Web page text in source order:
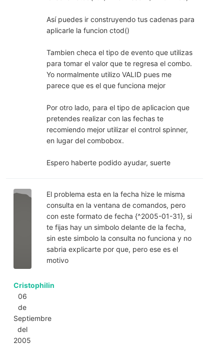
Así puedes ir construyendo tus cadenas para
aplicarle la funcion ctod()
Tambien checa el tipo de evento que utilizas
para tomar el valor que te regresa el combo.
Yo normalmente utilizo VALID pues me
parece que es el que funciona mejor
Por otro lado, para el tipo de aplicacion que
pretendes realizar con las fechas te
recomiendo mejor utilizar el control spinner,
en lugar del combobox.
Espero haberte podido ayudar, suerte
Cristophilin
06
de
Septiembre
del
2005
El problema esta en la fecha hize le misma
consulta en la ventana de comandos, pero
con este formato de fecha {^2005-01-31}, si
te fijas hay un simbolo delante de la fecha,
sin este simbolo la consulta no funciona y no
sabria explicarte por que, pero ese es el
motivo